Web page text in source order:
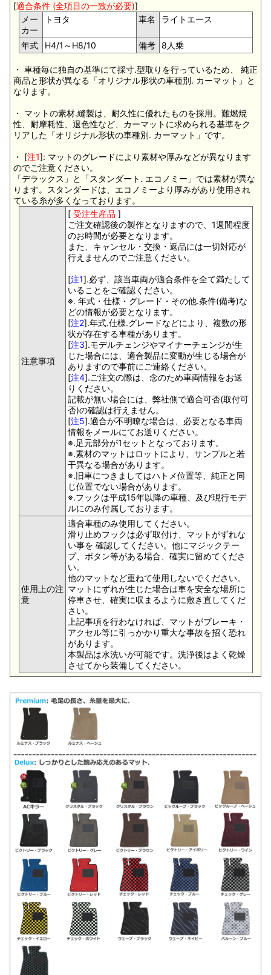
[適合条件 (全項目の一致が必要)]
メー
カー
トヨタ 車名 ライトエース
年式 H4/1～H8/10 備考 8人乗
・ 車種毎に独自の基準にて採寸.型取りを行っているため、 純正
商品と形状が異なる「オリジナル形状の車種別. カーマット」と
なります。
・ マットの素材.縫製は、耐久性に優れたものを採用。難燃焼
性、耐摩耗性、退色性など、カーマットに求められる基準をク
リアした「オリジナル形状の車種別. カーマット」です。
・ [注1]: マットのグレードにより素材や厚みなどが異なります
のでご注意ください。
「デラックス」と「スタンダート. エコノミー」では素材が異な
ります。スタンダードは、エコノミーより厚みがあり使用され
ている糸が多くなっております。
注意事項
[ 受注生産品 ]
ご注文確認後の製作となりますので、1週間程度
のお時間が必要となります。
また、キャンセル・交換・返品には一切対応が
行えませんのでご注意ください。
[注1].必ず、該当車両が適合条件を全て満たして
いることをご確認ください。
※. 年式・仕様・グレード・その他.条件(備考)な
どの情報が必要となります。
[注2].年式.仕様.グレードなどにより、複数の形
状が存在する車種があります。
[注3].モデルチェンジやマイナーチェンジが生
じた場合には、適合製品に変動が生じる場合が
ありますので事前にご連絡ください。
[注4].ご注文の際は、念のため車両情報をお送
りください。
記載が無い場合には、弊社側で適合可否(取付可
否)の確認は行えません。
[注5].適合が不明瞭な場合は、必要となる車両
情報をメールにてお送りください。
※.足元部分が1セットとなっております。
※.素材のマットはロットにより、サンプルと若
干異なる場合があります。
※.旧車につきましてはハトメ位置等、純正と同
じ位置でない場合があります。
※.フックは平成15年以降の車種、及び現行モデ
ルにのみ付属しております。
使用上の注
意
適合車種のみ使用してください。
滑り止めフックは必ず取付け、マットがずれな
い事を 確認してください。他にマジックテー
プ、ボタン等がある場合、確実に留めてくださ
い。
他のマットなど重ねて使用しないでください。
マットにずれが生じた場合は車を安全な場所に
停車させ、確実に収まるように敷き直してくだ
さい。
上記事項を行わなければ、マットがブレーキ・
アクセル等に引っかかり重大な事故を招く恐れ
があります。
本製品は水洗いが可能です。洗浄後はよく乾燥
させてから装備してください。